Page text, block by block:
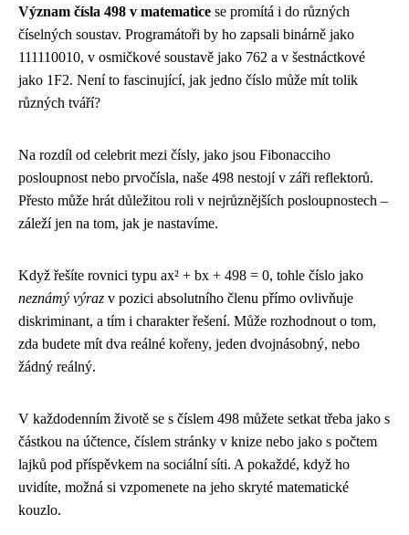
Význam čísla 498 v matematice se promítá i do různých
číselných soustav. Programátoři by ho zapsali binárně jako
111110010, v osmičkové soustavě jako 762 a v šestnáctkové
jako 1F2. Není to fascinující, jak jedno číslo může mít tolik
různých tváří?
Na rozdíl od celebrit mezi čísly, jako jsou Fibonacciho
posloupnost nebo prvočísla, naše 498 nestojí v záři reflektorů.
Přesto může hrát důležitou roli v nejrůznějších posloupnostech –
záleží jen na tom, jak je nastavíme.
Když řešíte rovnici typu ax² + bx + 498 = 0, tohle číslo jako
neznámý výraz v pozici absolutního členu přímo ovlivňuje
diskriminant, a tím i charakter řešení. Může rozhodnout o tom,
zda budete mít dva reálné kořeny, jeden dvojnásobný, nebo
žádný reálný.
V každodenním životě se s číslem 498 můžete setkat třeba jako s
částkou na účtence, číslem stránky v knize nebo jako s počtem
lajků pod příspěvkem na sociální síti. A pokaždé, když ho
uvidíte, možná si vzpomenete na jeho skryté matematické
kouzlo.